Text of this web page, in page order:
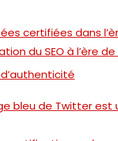
certifiées dans
du SEO à l’ère de
bleu de Twitter est